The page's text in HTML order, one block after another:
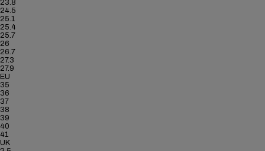
23.8
24.5
25.1
25.4
25.7
26
26.7
27.3
27.9
EU
35
36
37
38
39
40
41
UK